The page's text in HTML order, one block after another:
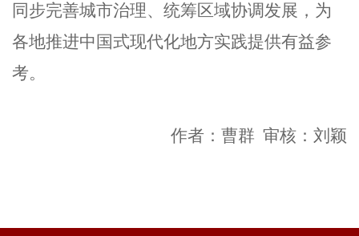
同步完善城市治理、统筹区域协调发展，为
各地推进中国式现代化地方实践提供有益参
考。
作者：曹群 审核：刘颖